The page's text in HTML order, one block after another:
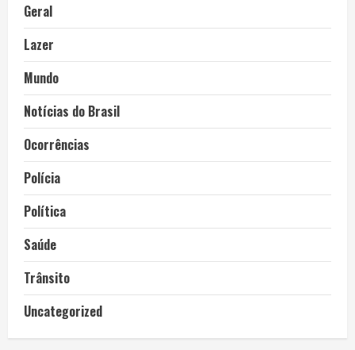
Geral
Lazer
Mundo
Notícias do Brasil
Ocorrências
Polícia
Política
Saúde
Trânsito
Uncategorized